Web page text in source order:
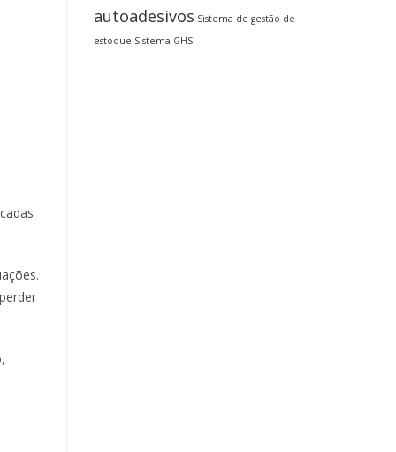
autoadesivos Sistema de gestão de
estoque Sistema GHS